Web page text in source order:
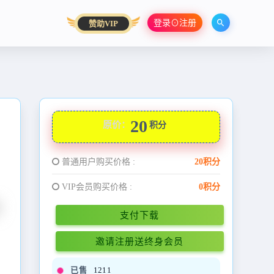
赞助VIP 登录⊙注册
原价： 20 积分
普通用户购买价格 : 20积分
VIP会员购买价格 : 0积分
支付下载
邀请注册送终身会员
已售 1211